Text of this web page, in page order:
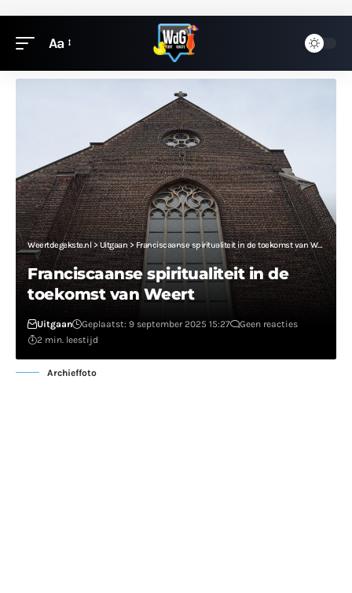
Aa
Weertdegekste.nl>Uitgaan>Franciscaanse spiritualiteit in de toekomst van Weert
Franciscaanse spiritualiteit in de
toekomst van Weert
Uitgaan Geplaatst: 9 september 2025 15:27
Geen reacties
2 min. leestijd
Archieffoto